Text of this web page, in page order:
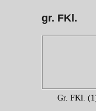
gr. FKl.
Gr. FKl.